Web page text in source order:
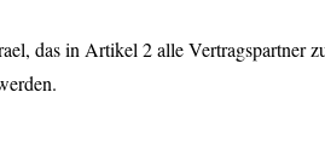
das in Artikel 2 alle Vertragspartner